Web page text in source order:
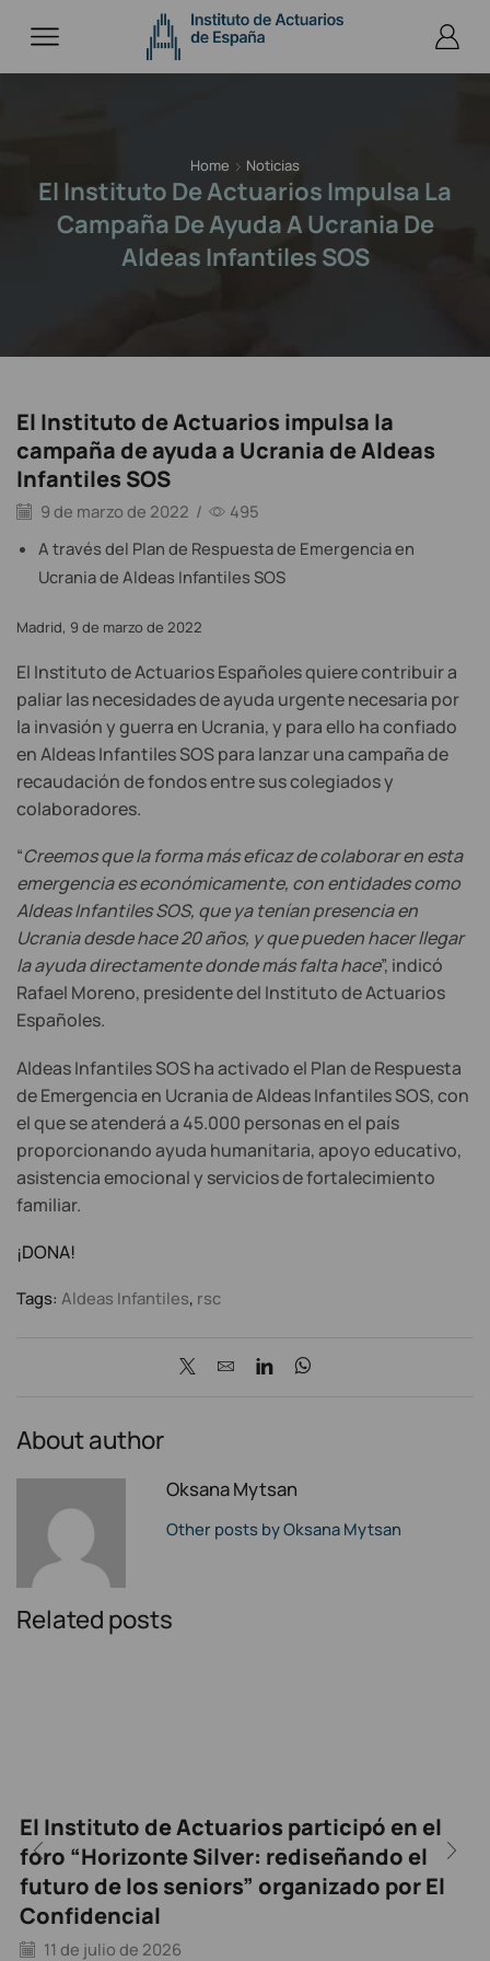
Home Noticias
El Instituto De Actuarios Impulsa La
Campaña De Ayuda A Ucrania De
Aldeas Infantiles SOS
El Instituto de Actuarios impulsa la
campaña de ayuda a Ucrania de Aldeas
Infantiles SOS
9 de marzo de 2022 /
495
A través del Plan de Respuesta de Emergencia en
Ucrania de Aldeas Infantiles SOS
Madrid, 9 de marzo de 2022
El Instituto de Actuarios Españoles quiere contribuir a
paliar las necesidades de ayuda urgente necesaria por
la invasión y guerra en Ucrania, y para ello ha confiado
en Aldeas Infantiles SOS para lanzar una campaña de
recaudación de fondos entre sus colegiados y
colaboradores.
“Creemos que la forma más eficaz de colaborar en esta
emergencia es económicamente, con entidades como
Aldeas Infantiles SOS, que ya tenían presencia en
Ucrania desde hace 20 años, y que pueden hacer llegar
la ayuda directamente donde más falta hace”, indicó
Rafael Moreno, presidente del Instituto de Actuarios
Españoles.
Aldeas Infantiles SOS ha activado el Plan de Respuesta
de Emergencia en Ucrania de Aldeas Infantiles SOS, con
el que se atenderá a 45.000 personas en el país
proporcionando ayuda humanitaria, apoyo educativo,
asistencia emocional y servicios de fortalecimiento
familiar.
¡DONA!
Tags: Aldeas Infantiles, rsc
About author
Oksana Mytsan
Other posts by Oksana Mytsan
Related posts
El Instituto de Actuarios participó en el
foro “Horizonte Silver: rediseñando el
futuro de los seniors” organizado por El
Confidencial
11 de julio de 2026